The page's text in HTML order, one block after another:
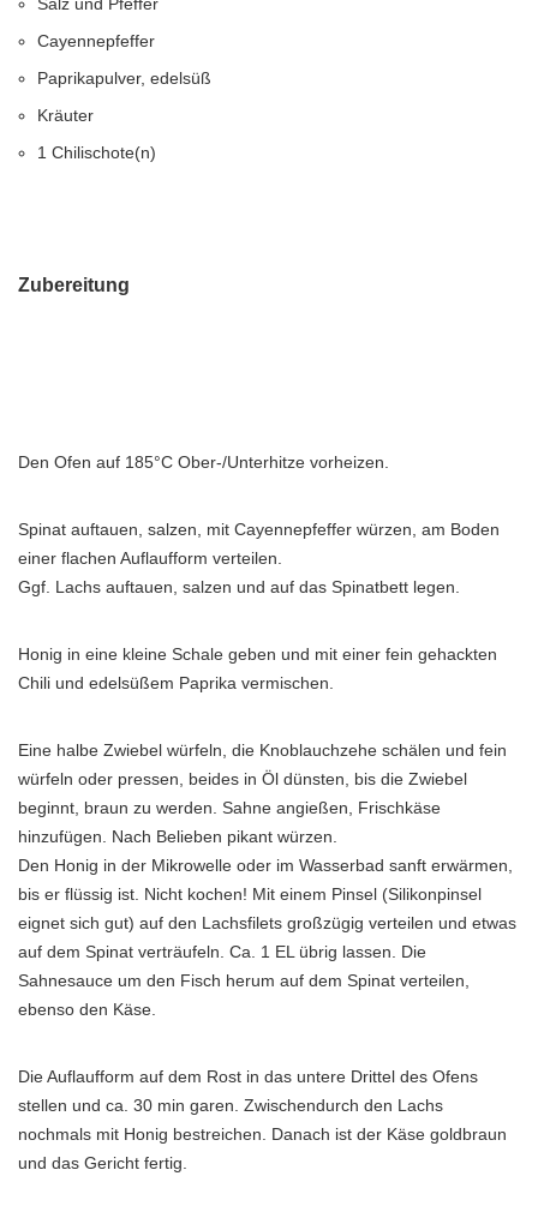
Cayennepfeffer
Paprikapulver, edelsüß
Kräuter
1 Chilischote(n)
Zubereitung
Den Ofen auf 185°C Ober-/Unterhitze vorheizen.
Spinat auftauen, salzen, mit Cayennepfeffer würzen, am Boden
einer flachen Auflaufform verteilen.
Ggf. Lachs auftauen, salzen und auf das Spinatbett legen.
Honig in eine kleine Schale geben und mit einer fein gehackten
Chili und edelsüßem Paprika vermischen.
Eine halbe Zwiebel würfeln, die Knoblauchzehe schälen und fein
würfeln oder pressen, beides in Öl dünsten, bis die Zwiebel
beginnt, braun zu werden. Sahne angießen, Frischkäse
hinzufügen. Nach Belieben pikant würzen.
Den Honig in der Mikrowelle oder im Wasserbad sanft erwärmen,
bis er flüssig ist. Nicht kochen! Mit einem Pinsel (Silikonpinsel
eignet sich gut) auf den Lachsfilets großzügig verteilen und etwas
auf dem Spinat verträufeln. Ca. 1 EL übrig lassen. Die
Sahnesauce um den Fisch herum auf dem Spinat verteilen,
ebenso den Käse.
Die Auflaufform auf dem Rost in das untere Drittel des Ofens
stellen und ca. 30 min garen. Zwischendurch den Lachs
nochmals mit Honig bestreichen. Danach ist der Käse goldbraun
und das Gericht fertig.